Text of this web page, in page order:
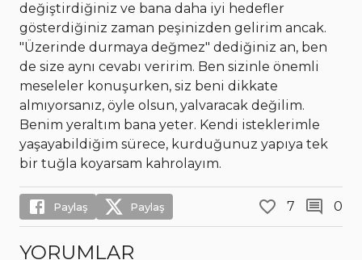
değiştirdiğiniz ve bana daha iyi hedefler
gösterdiğiniz zaman peşinizden gelirim ancak.
"Üzerinde durmaya değmez" dediğiniz an, ben
de size aynı cevabı veririm. Ben sizinle önemli
meseleler konuşurken, siz beni dikkate
almıyorsanız, öyle olsun, yalvaracak değilim.
Benim yeraltım bana yeter. Kendi isteklerimle
yaşayabildiğim sürece, kurduğunuz yapıya tek
bir tuğla koyarsam kahrolayım.
Paylaş Paylaş 7 0
YORUMLAR